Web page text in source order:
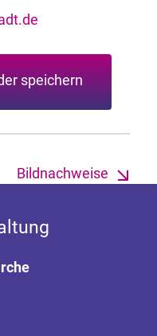
speichern
Bildnachweise